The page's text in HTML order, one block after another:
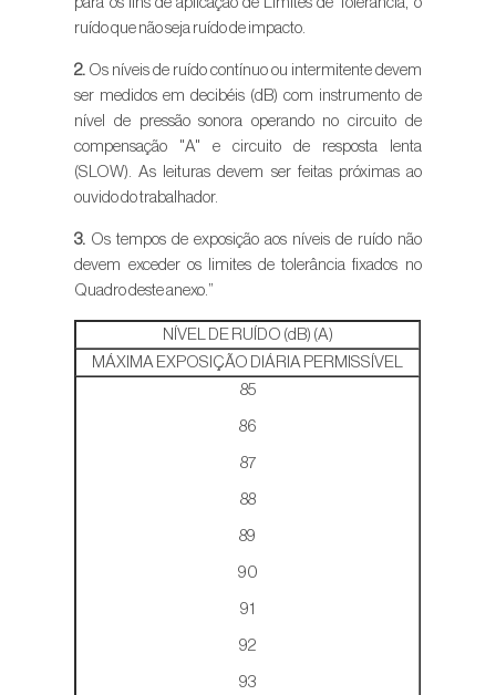
ruído que não seja ruído de impacto.
2. Os níveis de ruído contínuo ou intermitente devem
ser medidos em decibéis (dB) com instrumento de
nível de pressão sonora operando no circuito de
compensação "A" e circuito de resposta lenta
(SLOW). As leituras devem ser feitas próximas ao
ouvido do trabalhador.
3. Os tempos de exposição aos níveis de ruído não
devem exceder os limites de tolerância fixados no
Quadro deste anexo.”
NÍVEL DE RUÍDO (dB) (A)
MÁXIMA EXPOSIÇÃO DIÁRIA PERMISSÍVEL
85
86
87
88
89
90
91
92
93